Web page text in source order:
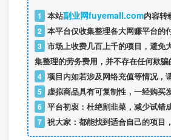
1 本站副业网fuyemall.com内容转
2 本平台仅收集整理各大网赚平台的
3 市场上收费几百上千的项目，避免
集整理的劳务费用，并不存在任何欺
4 项目内如若涉及网络充值等情况，
5
虚拟商品具有可复制性，一经购买
6 平台初衷：杜绝割韭菜，减少试错
7 祝大家：都能找到适合自己的项目